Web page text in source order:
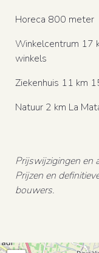
Horeca 800 meter
Winkelcentrum 17
winkels
Ziekenhuis 11 km
Natuur 2 km La
Prijswijzigingen en
Prijzen en
bouwers.